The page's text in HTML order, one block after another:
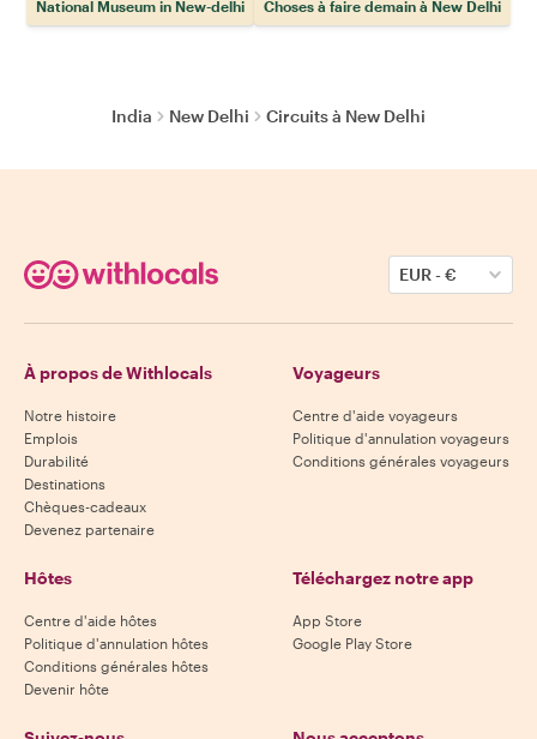
National Museum in New-delhi Choses à faire demain à New Delhi
India New Delhi Circuits à New Delhi
EUR-€
À propos de Withlocals
Notre histoire
Emplois
Durabilité
Destinations
Chèques-cadeaux
Devenez partenaire
Voyageurs
Centre d'aide voyageurs
Politique d'annulation voyageurs
Conditions générales voyageurs
Hôtes
Centre d'aide hôtes
Politique d'annulation hôtes
Conditions générales hôtes
Devenir hôte
Téléchargez notre app
App Store
Google Play Store